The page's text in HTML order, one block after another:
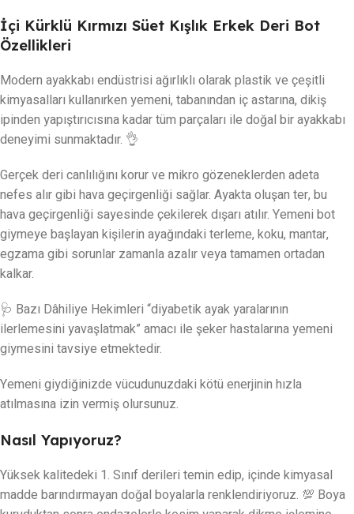
İçi Kürklü Kırmızı Süet Kışlık Erkek Deri Bot
Özellikleri
Modern ayakkabı endüstrisi ağırlıklı olarak plastik ve çeşitli
kimyasalları kullanırken yemeni, tabanından iç astarına, dikiş
ipinden yapıştırıcısına kadar tüm parçaları ile doğal bir ayakkabı
deneyimi sunmaktadır. 👌
Gerçek deri canlılığını korur ve mikro gözeneklerden adeta
nefes alır gibi hava geçirgenliği sağlar. Ayakta oluşan ter, bu
hava geçirgenliği sayesinde çekilerek dışarı atılır. Yemeni bot
giymeye başlayan kişilerin ayağındaki terleme, koku, mantar,
egzama gibi sorunlar zamanla azalır veya tamamen ortadan
kalkar.
🩺 Bazı Dâhiliye Hekimleri “diyabetik ayak yaralarının
ilerlemesini yavaşlatmak” amacı ile şeker hastalarına yemeni
giymesini tavsiye etmektedir.
Yemeni giydiğinizde vücudunuzdaki kötü enerjinin hızla
atılmasına izin vermiş olursunuz.
Nasıl Yapıyoruz?
Yüksek kalitedeki 1. Sınıf derileri temin edip, içinde kimyasal
madde barındırmayan doğal boyalarla renklendiriyoruz. 💯 Boya